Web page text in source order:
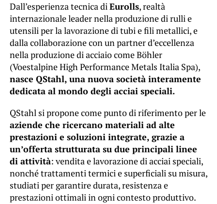
Dall’esperienza tecnica diEurolls, realtà
internazionale leader nella produzione di rulli e
utensili per la lavorazione di tubi e fili metallici, e
dalla collaborazione con un partner d’eccellenza
nella produzione di acciaio come Böhler
(Voestalpine High Performance Metals Italia Spa),
nasce QStahl, una nuova società interamente
dedicata al mondo degli acciai speciali.
QStahl si propone come punto di riferimento per le
aziende che ricercano materiali ad alte
prestazioni e soluzioni integrate, grazie a
un’offerta strutturata su due principali linee
di attività: vendita e lavorazione di acciai speciali,
nonché trattamenti termici e superficiali su misura,
studiati per garantire durata, resistenza e
prestazioni ottimali in ogni contesto produttivo.